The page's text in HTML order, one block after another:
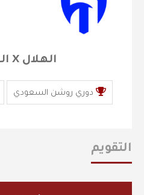
الهلال X الفيصلي
دوري روشن السعودي
التقويم